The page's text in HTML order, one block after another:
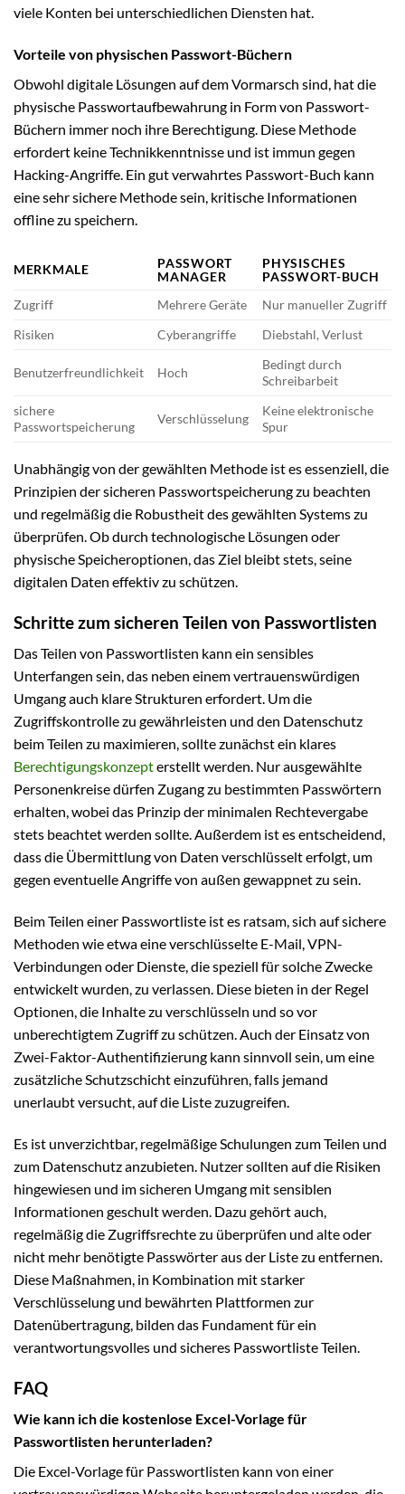
viele Konten bei unterschiedlichen Diensten hat.
Vorteile von physischen Passwort-Büchern
Obwohl digitale Lösungen auf dem Vormarsch sind, hat die
physische Passwortaufbewahrung in Form von Passwort-
Büchern immer noch ihre Berechtigung. Diese Methode
erfordert keine Technikkenntnisse und ist immun gegen
Hacking-Angriffe. Ein gut verwahrtes Passwort-Buch kann
eine sehr sichere Methode sein, kritische Informationen
offline zu speichern.
MERKMALE
PASSWORT
MANAGER
PHYSISCHES
PASSWORT-BUCH
Zugriff
Mehrere Geräte
Nur manueller Zugriff
Risiken
Cyberangriffe Diebstahl, Verlust
Benutzerfreundlichkeit Hoch
Bedingt durch
Schreibarbeit
sichere
Passwortspeicherung
Verschlüsselung
Keine elektronische
Spur
Unabhängig von der gewählten Methode ist es essenziell, die
Prinzipien der sicheren Passwortspeicherung zu beachten
und regelmäßig die Robustheit des gewählten Systems zu
überprüfen. Ob durch technologische Lösungen oder
physische Speicheroptionen, das Ziel bleibt stets, seine
digitalen Daten effektiv zu schützen.
Schritte zum sicheren Teilen von Passwortlisten
Das Teilen von Passwortlisten kann ein sensibles
Unterfangen sein, das neben einem vertrauenswürdigen
Umgang auch klare Strukturen erfordert. Um die
Zugriffskontrolle zu gewährleisten und den Datenschutz
beim Teilen zu maximieren, sollte zunächst ein klares
Berechtigungskonzepterstellt werden. Nur ausgewählte
Personenkreise dürfen Zugang zu bestimmten Passwörtern
erhalten, wobei das Prinzip der minimalen Rechtevergabe
stets beachtet werden sollte. Außerdem ist es entscheidend,
dass die Übermittlung von Daten verschlüsselt erfolgt, um
gegen eventuelle Angriffe von außen gewappnet zu sein.
Beim Teilen einer Passwortliste ist es ratsam, sich auf sichere
Methoden wie etwa eine verschlüsselte E-Mail, VPN-
Verbindungen oder Dienste, die speziell für solche Zwecke
entwickelt wurden, zu verlassen. Diese bieten in der Regel
Optionen, die Inhalte zu verschlüsseln und so vor
unberechtigtem Zugriff zu schützen. Auch der Einsatz von
Zwei-Faktor-Authentifizierung kann sinnvoll sein, um eine
zusätzliche Schutzschicht einzuführen, falls jemand
unerlaubt versucht, auf die Liste zuzugreifen.
Es ist unverzichtbar, regelmäßige Schulungen zum Teilen und
zum Datenschutz anzubieten. Nutzer sollten auf die Risiken
hingewiesen und im sicheren Umgang mit sensiblen
Informationen geschult werden. Dazu gehört auch,
regelmäßig die Zugriffsrechte zu überprüfen und alte oder
nicht mehr benötigte Passwörter aus der Liste zu entfernen.
Diese Maßnahmen, in Kombination mit starker
Verschlüsselung und bewährten Plattformen zur
Datenübertragung, bilden das Fundament für ein
verantwortungsvolles und sicheres Passwortliste Teilen.
FAQ
Wie kann ich die kostenlose Excel-Vorlage für
Passwortlisten herunterladen?
Die Excel-Vorlage für Passwortlisten kann von einer